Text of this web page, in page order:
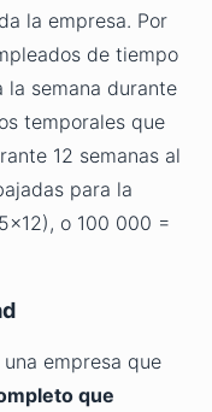
la empresa. Por
de tiempo
semana durante
temporales que
12 semanas al
para la
o 100 000 =
empresa que
que